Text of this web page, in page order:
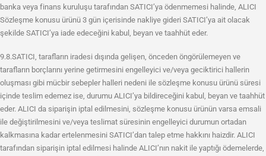
banka veya finans kuruluşu tarafından SATICI’ya ödenmemesi halinde, ALICI
Sözleşme konusu ürünü 3 gün içerisinde nakliye gideri SATICI’ya ait olacak
şekilde SATICI’ya iade edeceğini kabul, beyan ve taahhüt eder.
9.8.SATICI, tarafların iradesi dışında gelişen, önceden öngörülemeyen ve
tarafların borçlarını yerine getirmesini engelleyici ve/veya geciktirici hallerin
oluşması gibi mücbir sebepler halleri nedeni ile sözleşme konusu ürünü süresi
içinde teslim edemez ise, durumu ALICI’ya bildireceğini kabul, beyan ve taahhüt
eder. ALICI da siparişin iptal edilmesini, sözleşme konusu ürünün varsa emsali
ile değiştirilmesini ve/veya teslimat süresinin engelleyici durumun ortadan
kalkmasına kadar ertelenmesini SATICI’dan talep etme hakkını haizdir. ALICI
tarafından siparişin iptal edilmesi halinde ALICI’nın nakit ile yaptığı ödemelerde,